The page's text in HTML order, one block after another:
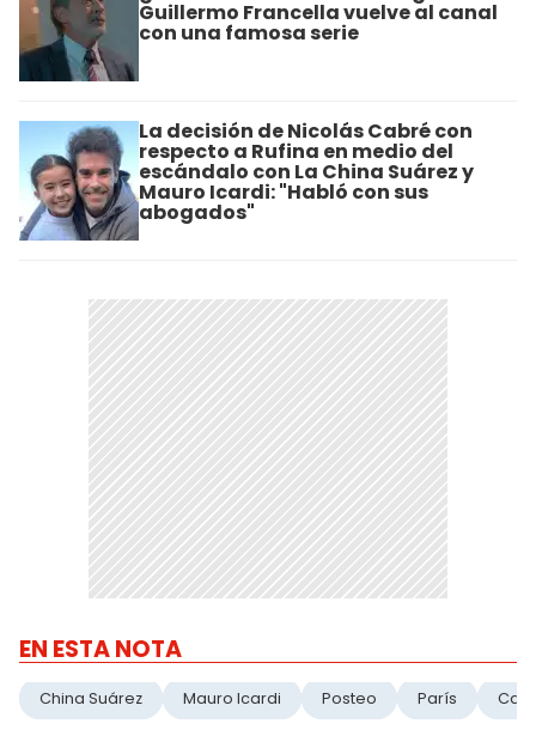
Guillermo Francella vuelve al canal
con una famosa serie
La decisión de Nicolás Cabré con
respecto a Rufina en medio del
escándalo con La China Suárez y
Mauro Icardi: "Habló con sus
abogados"
EN ESTA NOTA
China Suárez Mauro Icardi Posteo París